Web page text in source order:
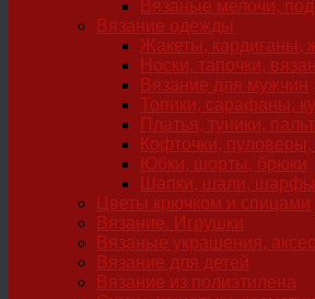
Вязаные мелочи,
Вязание одежды
Жакеты, кардиганы,
Носки, тапочки,
Вязание для мужчин
Топики, сарафаны,
Платья, туники,
Кофточки,
Юбки, шорты, брюки
Шапки, шали,
Цветы крючком и спицами
Вязание. Игрушки
Вязаные украшения,
Вязание для детей
Вязание из полиэтилена